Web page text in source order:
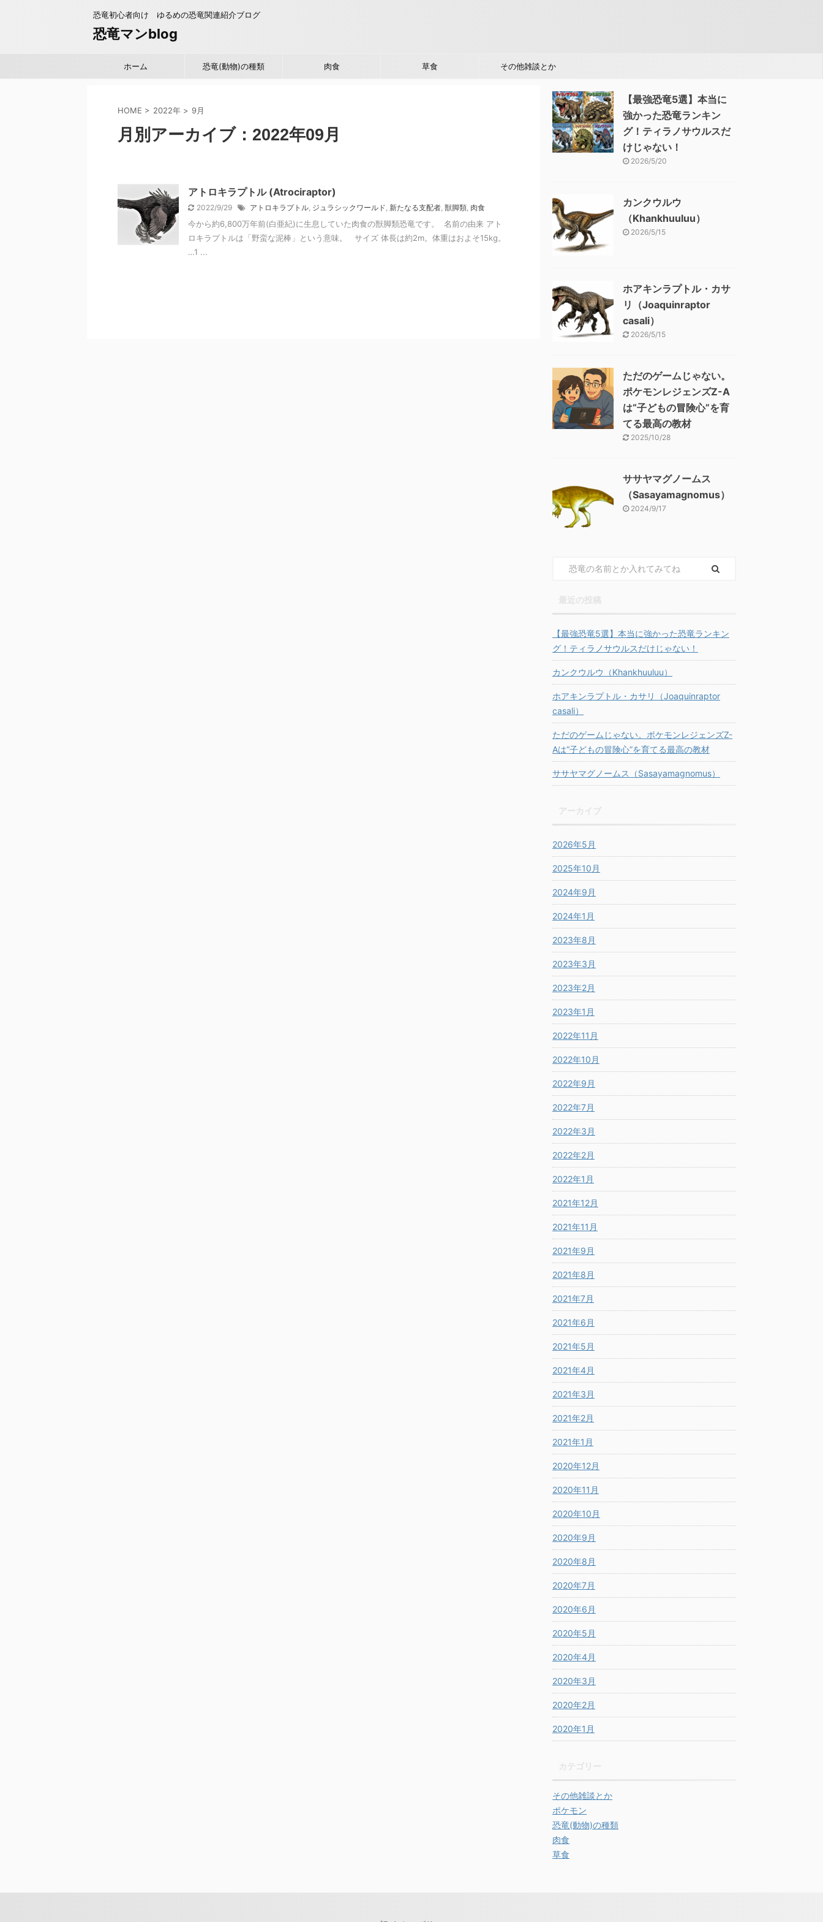
恐竜初心者向け ゆるめの恐竜関連紹介ブログ
恐竜マンblog
ホーム 恐竜(動物)の種類 肉食 草食 その他雑談とか
HOME > 2022年 > 9月
月別アーカイブ：2022年09月
アトロキラプトル (Atrociraptor)
2022/9/29 アトロキラプトル, ジュラシックワールド, 新たなる支配者, 獣脚類, 肉食
今から約6,800万年前(白亜紀)に生息していた肉食の獣脚類恐竜です。 名前の由来 アト
ロキラプトルは「野蛮な泥棒」という意味。 サイズ 体長は約2m。体重はおよそ15kg。
…1 ...
【最強恐竜5選】本当に
強かった恐竜ランキン
グ！ティラノサウルスだ
けじゃない！
2026/5/20
カンクウルウ
（Khankhuuluu）
2026/5/15
ホアキンラプトル・カサ
リ（Joaquinraptor
casali）
2026/5/15
ただのゲームじゃない。
ポケモンレジェンズZ-A
は“子どもの冒険心”を育
てる最高の教材
2025/10/28
ササヤマグノームス
（Sasayamagnomus）
2024/9/17
【最強恐竜5選】本当に強かった恐竜ランキン
グ！ティラノサウルスだけじゃない！
カンクウルウ（Khankhuuluu）
ホアキンラプトル・カサリ（Joaquinraptor
casali）
ただのゲームじゃない。ポケモンレジェンズZ-
Aは“子どもの冒険心”を育てる最高の教材
ササヤマグノームス（Sasayamagnomus）
2026年5月
2025年10月
2024年9月
2024年1月
2023年8月
2023年3月
2023年2月
2023年1月
2022年11月
2022年10月
2022年9月
2022年7月
2022年3月
2022年2月
2022年1月
2021年12月
2021年11月
2021年9月
2021年8月
2021年7月
2021年6月
2021年5月
2021年4月
2021年3月
2021年2月
2021年1月
2020年12月
2020年11月
2020年10月
2020年9月
2020年8月
2020年7月
2020年6月
2020年5月
2020年4月
2020年3月
2020年2月
2020年1月
その他雑談とか
ポケモン
恐竜(動物)の種類
肉食
草食